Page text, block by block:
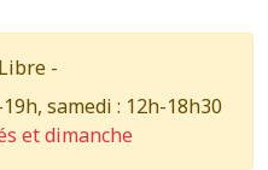
-
samedi : 12h-18h30
et dimanche